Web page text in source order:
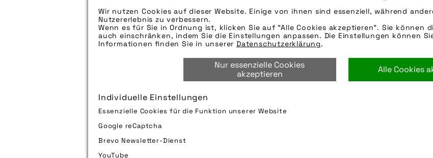
Wir nutzen Cookies auf dieser Website. Einige von ihnen sind essenziell, während
Nutzererlebnis zu verbessern.
Wenn es für Sie in Ordnung ist, klicken Sie auf "Alle Cookies akzeptieren". Sie können
auch einschränken, indem Sie die Einstellungen anpassen. Die Einstellungen können
Informationen finden Sie in unsererDatenschutzerklärung.
Nur essenzielle Cookies
akzeptieren
Alle Cookies
Individuelle Einstellungen
Essenzielle Cookies für die Funktion unserer Website
Google reCaptcha
Brevo Newsletter-Dienst
YouTube
Ach ja, nachfragen kann man auch gleich,
Informationsquelle.
Zu verwendender Bildnachweis:
Quelle/Source [´www.pd-f.de / Messe
per E-Mail oder Telefon kontaktieren, wir
beratung,eurobike,kauf kaufen,messe,
Bild downloaden